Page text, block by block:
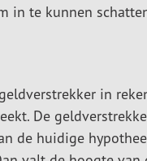
in te kunnen
in
De
de huidige